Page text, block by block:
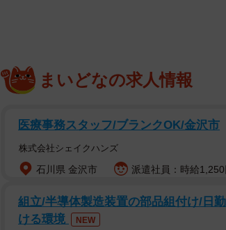
いずれも2分前後の短時間でブッカー（本
られています。何より、司書さんが瞬く間
気を抜くために定規でスィーンてやるとこ
事ね」と見惚れる人が続出しました。さら
考に貼りたい」との声も寄せられています
んに伺いました。
まいどなの求人情報
医療事務スタッフ/ブランクOK/金沢市
株式会社シェイクハンズ
石川県 金沢市 派遣社員：時給
組立/半導体製造装置の部品組付け/日
ける環境
NEW